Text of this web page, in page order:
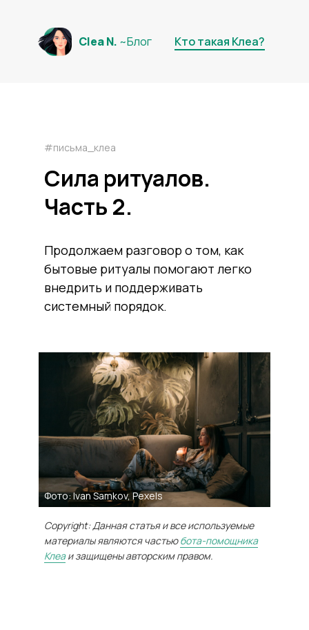
Кто такая Клеа?
Clea N. ~Блог
Сила ритуалов.
Часть 2.
Продолжаем разговор о том, как
бытовые ритуалы помогают легко
внедрить и поддерживать
системный порядок.
#письма_клеа
Фото: Ivan Samkov, Pexels
Copyright: Данная статья и все используемые
материалы являются частьюбота-помощника
Клеаи защищены авторским правом.